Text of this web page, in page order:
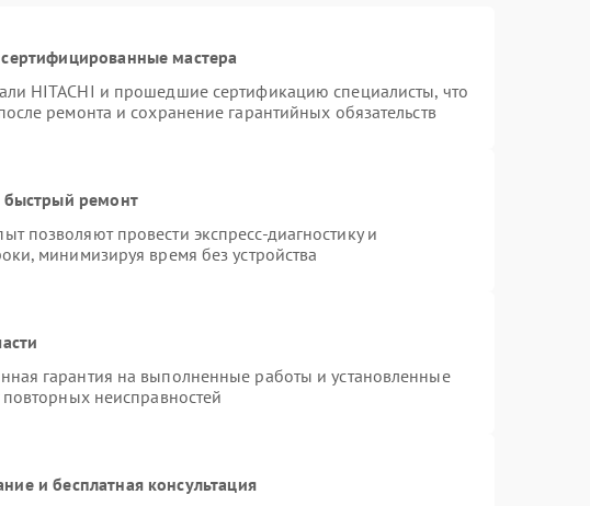
мастера
HITACHI и прошедшие сертификацию специалисты, что
ремонта и сохранение гарантийных обязательств
быстрый ремонт
позволяют провести экспресс-диагностику и
минимизируя время без устройства
гарантия на выполненные работы и установленные
неисправностей
и бесплатная консультация